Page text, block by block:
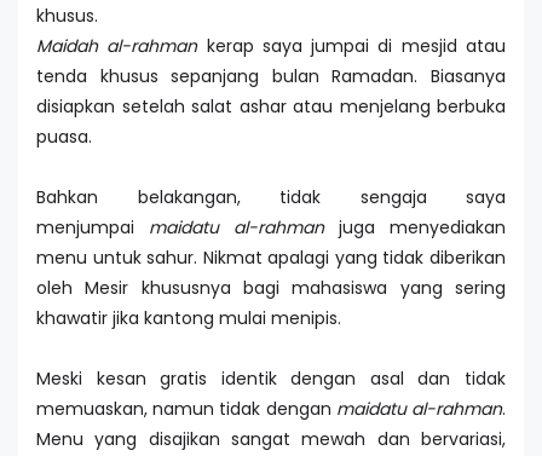
khusus.
Maidah al-rahmankerap saya jumpai di mesjid atau
tenda khusus sepanjang bulan Ramadan. Biasanya
disiapkan setelah salat ashar atau menjelang berbuka
puasa.
Bahkan belakangan, tidak sengaja saya
menjumpai maidatu al-rahmanjuga menyediakan
menu untuk sahur. Nikmat apalagi yang tidak diberikan
oleh Mesir khususnya bagi mahasiswa yang sering
khawatir jika kantong mulai menipis.
Meski kesan gratis identik dengan asal dan tidak
memuaskan, namun tidak dengan maidatu al-rahman.
Menu yang disajikan sangat mewah dan bervariasi,